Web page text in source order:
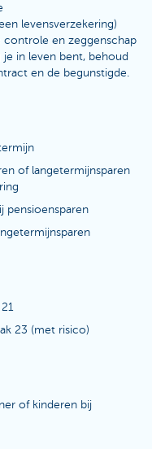
levensverzekering)
en zeggenschap
in leven bent, behoud
en de begunstigde.
of langetermijnsparen
pensioensparen
23 (met risico)
of kinderen bij